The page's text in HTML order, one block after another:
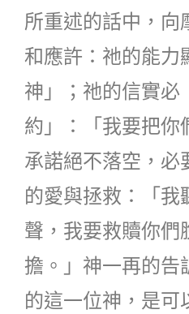
所重述的話中，向
和應許：祂的能力
神」；祂的信實必
約」：「我要把你
承諾絕不落空，必
的愛與拯救：「我
聲，我要救贖你們
擔。」神一再的告
的這一位神，是可